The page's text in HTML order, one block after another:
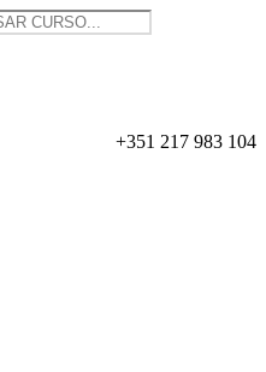
+351 217 983 104